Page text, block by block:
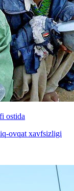
ostida
ovqat xavfsizligi